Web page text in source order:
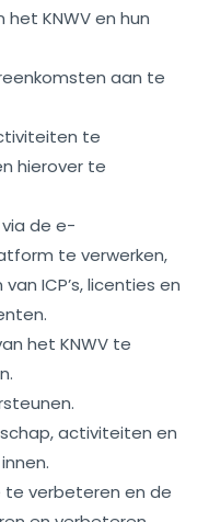
het KNWV en hun
aan te
te
hierover te
de e-
te verwerken,
ICP’s, licenties en
het KNWV te
activiteiten en
te verbeteren en de